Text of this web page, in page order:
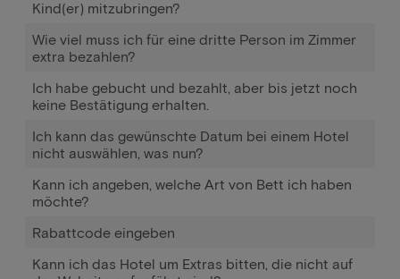
Kind(er) mitzubringen?
Wie viel muss ich für eine dritte Person im Zimmer
extra bezahlen?
Ich habe gebucht und bezahlt, aber bis jetzt noch
keine Bestätigung erhalten.
Ich kann das gewünschte Datum bei einem Hotel
nicht auswählen, was nun?
Kann ich angeben, welche Art von Bett ich haben
möchte?
Rabattcode eingeben
Kann ich das Hotel um Extras bitten, die nicht auf